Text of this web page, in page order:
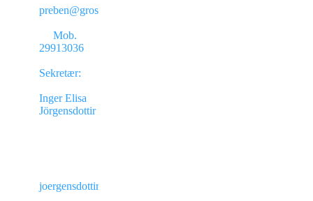
preben@grosmann.n
Mob.
29913036
Sekretær:
Inger Elisa
Jörgensdottir
joergensdottir@gmail.com